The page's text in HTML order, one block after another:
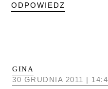
ODPOWIEDZ
GINA
30 GRUDNIA 2011 |